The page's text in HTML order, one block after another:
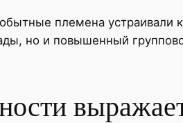
племена
но и повышенный